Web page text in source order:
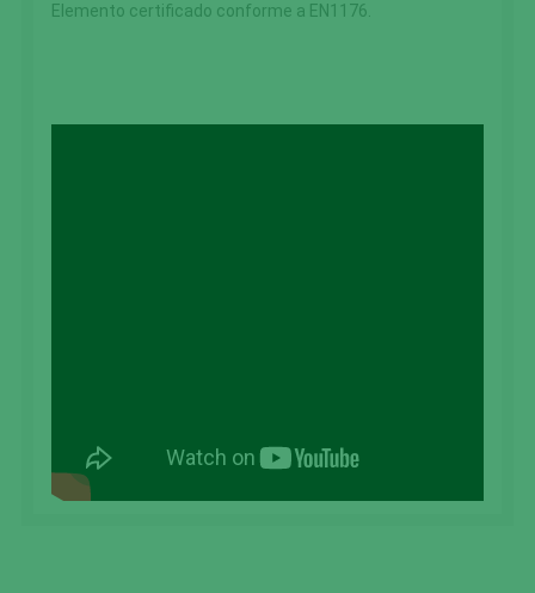
Elemento certificado conforme a EN1176.